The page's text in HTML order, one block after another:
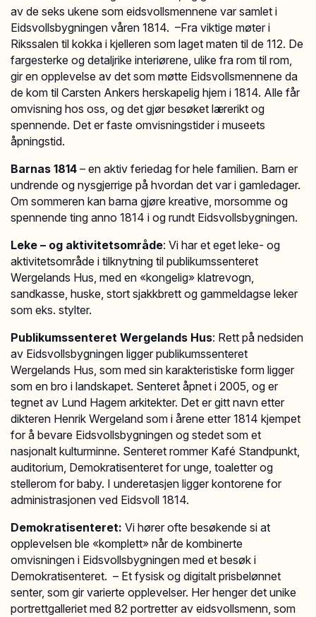
av de seks ukene som eidsvollsmennene var samlet i
Eidsvollsbygningen våren 1814. –Fra viktige møter i
Rikssalen til kokka i kjelleren som laget maten til de 112. De
fargesterke og detaljrike interiørene, ulike fra rom til rom,
gir en opplevelse av det som møtte Eidsvollsmennene da
de kom til Carsten Ankers herskapelig hjem i 1814. Alle får
omvisning hos oss, og det gjør besøket lærerikt og
spennende. Det er faste omvisningstider i museets
åpningstid.
Barnas 1814 – en aktiv feriedag for hele familien. Barn er
undrende og nysgjerrige på hvordan det var i gamledager.
Om sommeren kan barna gjøre kreative, morsomme og
spennende ting anno 1814 i og rundt Eidsvollsbygningen.
Leke – og aktivitetsområde: Vi har et eget leke- og
aktivitetsområde i tilknytning til publikumssenteret
Wergelands Hus, med en «kongelig» klatrevogn,
sandkasse, huske, stort sjakkbrett og gammeldagse leker
som eks. stylter.
Publikumssenteret Wergelands Hus: Rett på nedsiden
av Eidsvollsbygningen ligger publikumssenteret
Wergelands Hus, som med sin karakteristiske form ligger
som en bro i landskapet. Senteret åpnet i 2005, og er
tegnet av Lund Hagem arkitekter. Det er gitt navn etter
dikteren Henrik Wergeland som i årene etter 1814 kjempet
for å bevare Eidsvollsbygningen og stedet som et
nasjonalt kulturminne. Senteret rommer Kafé Standpunkt,
auditorium, Demokratisenteret for unge, toaletter og
stellerom for baby. I underetasjen ligger kontorene for
administrasjonen ved Eidsvoll 1814.
Demokratisenteret: Vi hører ofte besøkende si at
opplevelsen ble «komplett» når de kombinerte
omvisningen i Eidsvollsbygningen med et besøk i
Demokratisenteret. – Et fysisk og digitalt prisbelønnet
senter, som gir varierte opplevelser. Her henger det unike
portrettgalleriet med 82 portretter av eidsvollsmenn, som